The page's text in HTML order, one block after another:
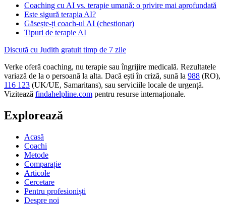
Coaching cu AI vs. terapie umană: o privire mai aprofundată
Este sigură terapia AI?
Găsește-ți coach-ul AI (chestionar)
Tipuri de terapie AI
Discută cu Judith gratuit timp de 7 zile
Verke oferă coaching, nu terapie sau îngrijire medicală. Rezultatele
variază de la o persoană la alta. Dacă ești în criză, sună la 988 (RO),
116 123 (UK/UE, Samaritans), sau serviciile locale de urgență.
Vizitează findahelpline.com pentru resurse internaționale.
Explorează
Acasă
Coachi
Metode
Comparație
Articole
Cercetare
Pentru profesioniști
Despre noi